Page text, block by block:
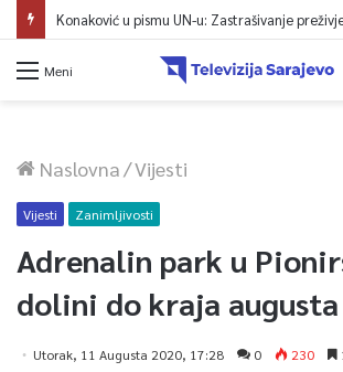
Konaković u pismu UN-u: Zastrašivanje
Meni
Naslovna/Vijesti
Vijesti Zanimljivosti
Adrenalin park u
dolini do kraja augusta
Utorak, 11 Augusta 2020, 17:28 0 230